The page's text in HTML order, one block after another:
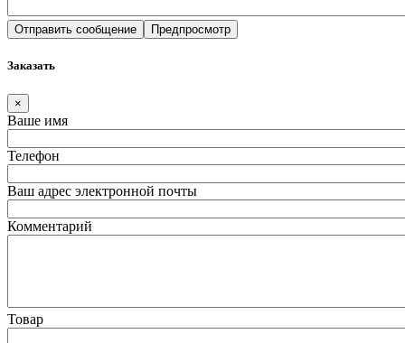
Заказать
×
Ваше имя
Телефон
Ваш адрес электронной почты
Комментарий
Товар